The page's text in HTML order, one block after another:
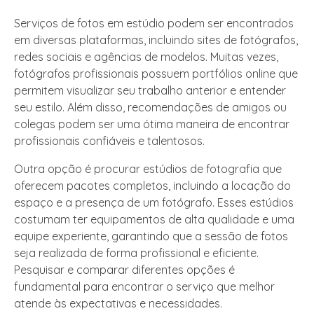
Serviços de fotos em estúdio podem ser encontrados
em diversas plataformas, incluindo sites de fotógrafos,
redes sociais e agências de modelos. Muitas vezes,
fotógrafos profissionais possuem portfólios online que
permitem visualizar seu trabalho anterior e entender
seu estilo. Além disso, recomendações de amigos ou
colegas podem ser uma ótima maneira de encontrar
profissionais confiáveis e talentosos.
Outra opção é procurar estúdios de fotografia que
oferecem pacotes completos, incluindo a locação do
espaço e a presença de um fotógrafo. Esses estúdios
costumam ter equipamentos de alta qualidade e uma
equipe experiente, garantindo que a sessão de fotos
seja realizada de forma profissional e eficiente.
Pesquisar e comparar diferentes opções é
fundamental para encontrar o serviço que melhor
atende às expectativas e necessidades.